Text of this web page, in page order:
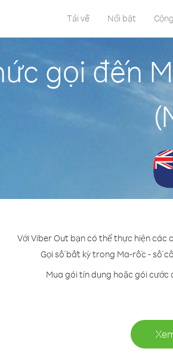
Tải về Nổi bật
gọi đến
Với Viber Out bạn có thể thực hiện các
Gọi số bất kỳ trong Ma-rốc - số
Mua gói tín dụng hoặc gói